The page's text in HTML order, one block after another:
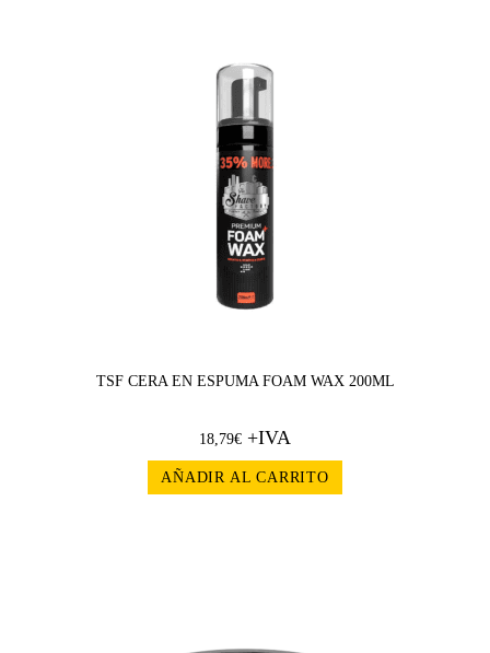
TSF CERA EN ESPUMA FOAM WAX 200ML
18,79€ +IVA
AÑADIR AL CARRITO